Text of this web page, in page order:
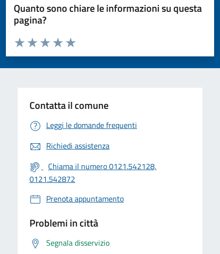
Quanto sono chiare le informazioni su questa
pagina?
Valuta da 1 a 5 stelle la pagina
Valuta 5 stelle su 5
Valuta 4 stelle su 5
Valuta 3 stelle su 5
Valuta 2 stelle su 5
Valuta 1 stelle su 5
Contatta il comune
Leggi le domande frequenti
Richiedi assistenza
Chiama il numero 0121.542128,
0121.542872
Prenota appuntamento
Problemi in città
Segnala disservizio